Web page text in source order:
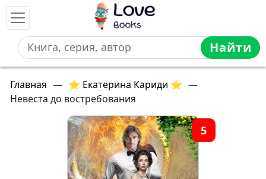
Найти
Главная — ⭐ Екатерина Кариди ⭐ —
Невеста до востребования
5